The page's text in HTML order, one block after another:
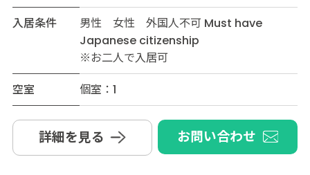
入居条件
男性 女性 外国人不可 Must have
Japanese citizenship
※お二人で入居可
空室
個室：1
詳細を見る お問い合わせ